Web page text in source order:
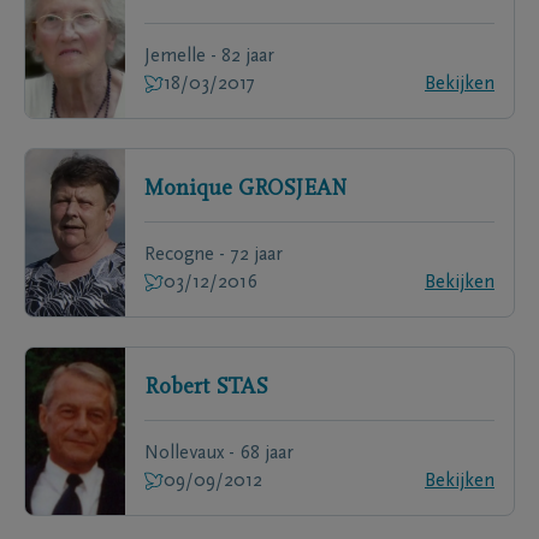
Jemelle - 82 jaar
18/03/2017
Bekijken
Monique GROSJEAN
Recogne - 72 jaar
03/12/2016
Bekijken
Robert STAS
Nollevaux - 68 jaar
09/09/2012
Bekijken